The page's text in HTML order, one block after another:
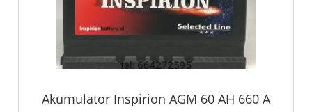
Akumulator Inspirion AGM 60 AH 660 A